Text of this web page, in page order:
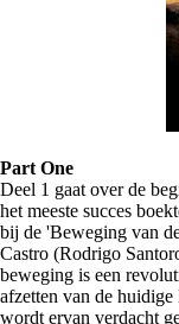
Part One
Deel 1 gaat over de
het meeste succes
bij de 'Beweging van
Castro (Rodrigo
beweging is een
afzetten van de
wordt ervan verdacht